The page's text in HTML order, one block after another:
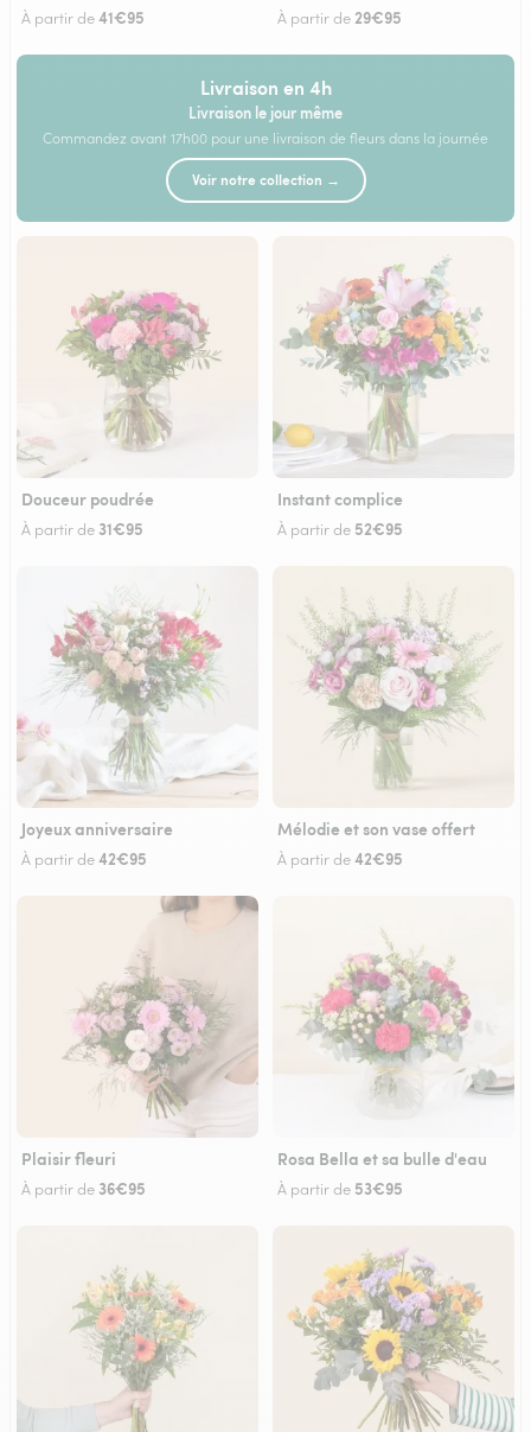
À partir de41€95 À partir de29€95
Livraison en 4h
Livraison le jour même
Commandez avant 17h00 pour une livraison de fleurs dans la journée
Voir notre collection →
Douceur poudrée
À partir de 31€95
Instant complice
À partir de 52€95
Joyeux anniversaire
À partir de42€95
Mélodie et son vase offert
À partir de42€95
Plaisir fleuri
À partir de 36€95
Rosa Bella et sa bulle d'eau
À partir de 53€95